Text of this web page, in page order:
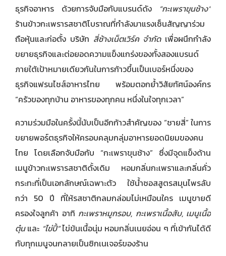
ธุรกิจอาหาร ด้วยการจับมือกับแบรนด์ดัง “กะเพราขุนช้าง”
ร้านข้าวกะเพรารสชาติโบราณที่กำลังมาแรงเซ็นสัญญาร่วม
ถือหุ้นและก่อตั้ง บริษัท สี่ช้างเน็ตเวิร์ค จำกัดเพื่อผนึกกำลัง
ขยายธุรกิจและต่อยอดความแข็งแกร่งของทั้งสองแบรนด์
ภายใต้เป้าหมายเดียวกันในการก้าวขึ้นเป็นเบอร์หนึ่งของ
ธุรกิจแฟรนไชส์อาหารไทย พร้อมตอกย้ำวิสัยทัศน์องค์กร
“ครัวของทุกบ้าน อาหารของทุกคน หนึ่งในใจทุกเวลา”
ความร่วมมือในครั้งนี้นับเป็นอีกก้าวสำคัญของ “ชายสี่” ในการ
ขยายพอร์ตธุรกิจให้ครอบคลุมกลุ่มอาหารยอดนิยมของคน
ไทย โดยเลือกจับมือกับ “กะเพราขุนช้าง” ซึ่งมีจุดแข็งด้าน
เมนูข้าวกะเพรารสชาติดั้งเดิม หอมกลิ่นกะเพราและกลิ่นคั่ว
กระทะที่เป็นเอกลักษณ์เฉพาะตัว ใช้น้ำซอสสูตรสมุนไพรลับ
กว่า 50 ปี ที่ให้รสชาติกลมกล่อมไม่เหมือนใคร เมนูขายดี
ครองใจลูกค้า อาทิ กะเพราหมูกรอบ, กะเพราเนื้อสับ, เมนูเนื้อ
ตุ๋นและ “ไข่ปี้”ไข่ข้นเนื้อนุ่ม หอมกลิ่นเนยอ่อน ๆ ที่เข้ากันได้ดี
กับทุกเมนูจนกลายเป็นซิกเนเจอร์ของร้าน